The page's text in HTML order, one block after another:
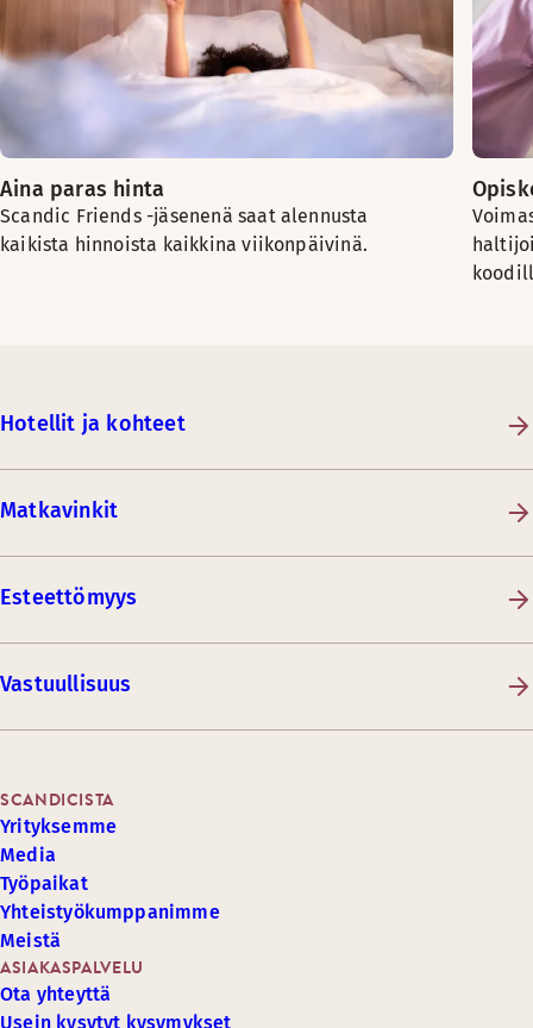
Aina paras hinta
Scandic Friends -jäsenenä saat alennusta
kaikista hinnoista kaikkina viikonpäivinä.
Hotellit ja kohteet
Matkavinkit
Esteettömyys
Vastuullisuus
ASIAKASPALVELU
Ota yhteyttä
Usein kysytyt kysymykset
SCANDICISTA
Yrityksemme
Media
Työpaikat
Yhteistyökumppanimme
Meistä